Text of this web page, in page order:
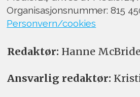
Organisasjonsnummer: 815
Personvern/cookies
Redaktør: Hanne
Ansvarlig redaktør: